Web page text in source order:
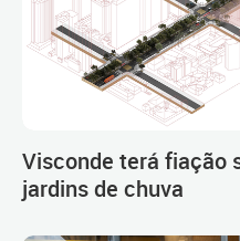
Visconde terá fiação
jardins de chuva